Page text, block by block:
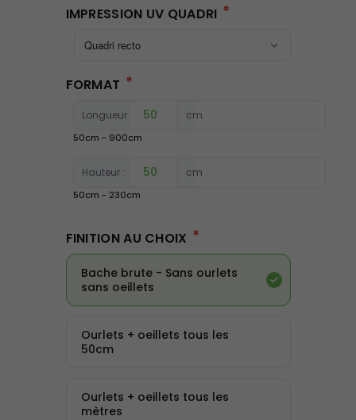
IMPRESSION UV QUADRI *
FORMAT *
Longueur : cm
50cm - 900cm
Hauteur : cm
50cm - 230cm
FINITION AU CHOIX *
Bache brute - Sans ourlets
sans oeillets
Ourlets + oeillets tous les
50cm
Ourlets + oeillets tous les
mètres